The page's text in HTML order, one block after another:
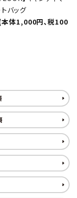
バッグ
体1,000円、税100